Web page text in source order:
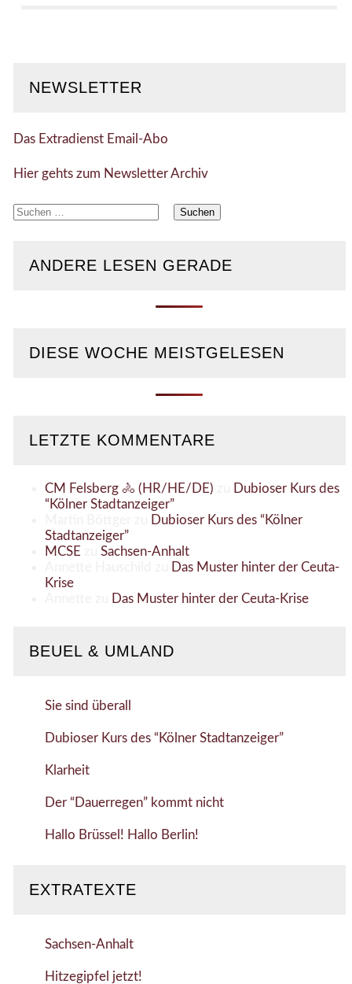
NEWSLETTER
Das Extradienst Email-Abo
Hier gehts zum Newsletter Archiv
Suchen
ANDERE LESEN GERADE
DIESE WOCHE MEISTGELESEN
LETZTE KOMMENTARE
CM Felsberg 🚴 (HR/HE/DE)
Dubioser Kurs des
“Kölner Stadtanzeiger”
Dubioser Kurs des “Kölner
Stadtanzeiger”
MCSE
Sachsen-Anhalt
Das Muster hinter der Ceuta-
Krise
Das Muster hinter der Ceuta-Krise
BEUEL & UMLAND
Sie sind überall
Dubioser Kurs des “Kölner Stadtanzeiger”
Klarheit
Der “Dauerregen” kommt nicht
Hallo Brüssel! Hallo Berlin!
EXTRATEXTE
Sachsen-Anhalt
Hitzegipfel jetzt!